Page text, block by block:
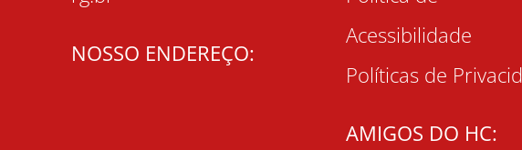
NOSSO ENDEREÇO:
Acessibilidade
Políticas de
AMIGOS DO HC: